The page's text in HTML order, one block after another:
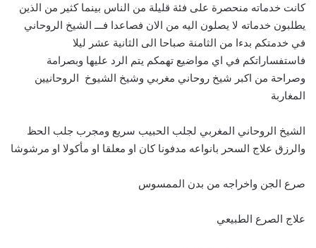
كانت خدماته منحصرة على فئة قليلة من الناس بينما كثير من الذين
يطلبون خدماته لا يصلون اليه من الان فصاعدا فـــ الشيخ الروحاني
في خدمتكم بدءا من الثامنة صباحا الى الثانية عشر ليلا
فاستفساراتكم في اي مواضيع تهمكم يتم الرد عليها وبصرامة
وصراحة من اكبر شيخ روحاني مغربي وشيخ الشيوخ الروحانيين
المغاربة
الشيخ الروحاني المغربي لجلب الحبيب سريع ومجرب جلب الحظ
والرزق علاج السحر بانواعه مدفونا كان او معلقا او مأكولا او مرشوشا
صرع الجن واخراجه من بدن الممسوس
علاج الصرع الطبيعي